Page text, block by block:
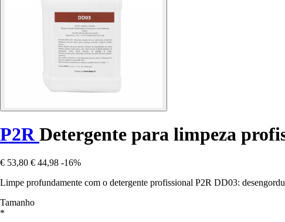
P2R Detergente para limpeza
€ 53,80 € 44,98 -16%
Limpe profundamente com o detergente profissional P2R DD03:
Tamanho
*